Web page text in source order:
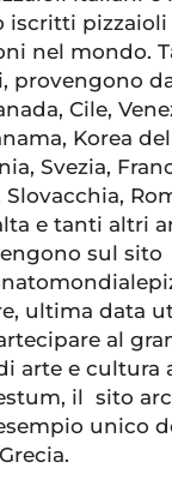
iscritti
nel mondo.
provengono da
Cile,
Korea
Svezia,
e tanti altri
sul sito
ultima data
al
arte e cultura
il sito
unico